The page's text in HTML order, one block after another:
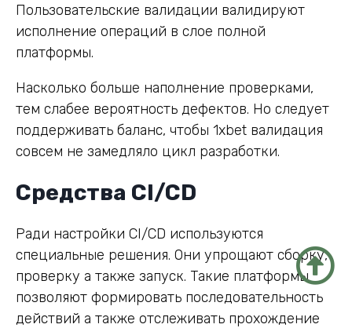
Пользовательские валидации валидируют
исполнение операций в слое полной
платформы.
Насколько больше наполнение проверками,
тем слабее вероятность дефектов. Но следует
поддерживать баланс, чтобы 1xbet валидация
совсем не замедляло цикл разработки.
Средства CI/CD
Ради настройки CI/CD используются
специальные решения. Они упрощают сборку,
проверку а также запуск. Такие платформы
позволяют формировать последовательность
действий а также отслеживать прохождение